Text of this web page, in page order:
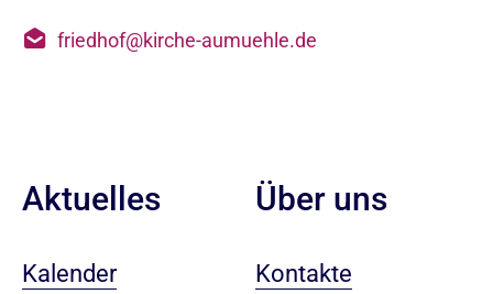
friedhof@kirche-aumuehle.de
Aktuelles
Kalender
Über uns
Kontakte